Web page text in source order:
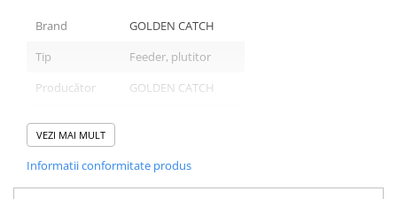
Barci, sonare
Accesorii pentru barci
Sonare
Accesorii
Aragazuri, incalzitoare
Corturi, Pavilioane
Brand
GOLDEN CATCH
Tip
Feeder, plutitor
Producător
GOLDEN CATCH
VEZI MAI MULT
Informatii conformitate produs